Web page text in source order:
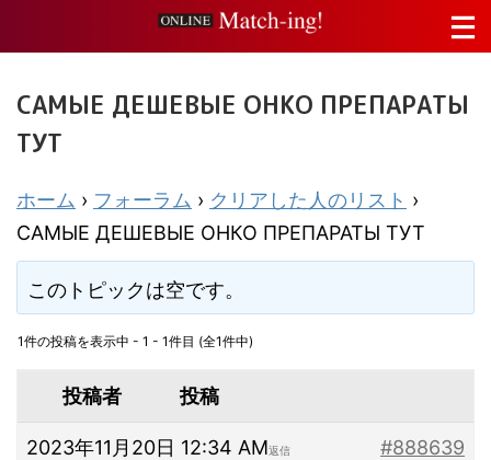
САМЫЕ ДЕШЕВЫЕ ОНКО ПРЕПАРАТЫ
ТУТ
ホーム › フォーラム › クリアした人のリスト ›
САМЫЕ ДЕШЕВЫЕ ОНКО ПРЕПАРАТЫ ТУТ
このトピックは空です。
1件の投稿を表示中 - 1 - 1件目 (全1件中)
投稿者 投稿
2023年11月20日 12:34 AM #888639
返信